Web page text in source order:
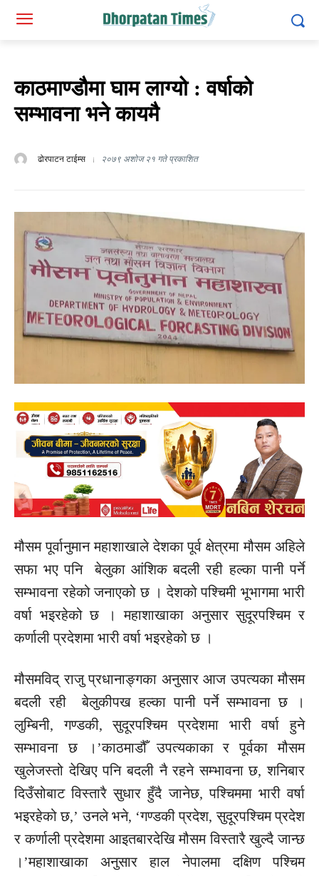
काठमाण्डौमा घाम लाग्यो : वर्षाको
सम्भावना भने कायमै
ढोरपाटन टाईम्स २०७९ अशोज २१ गते प्रकाशित
मौसम पूर्वानुमान महाशाखाले देशका पूर्व क्षेत्रमा मौसम अहिले
सफा भए पनि बेलुका आंशिक बदली रही हल्का पानी पर्ने
सम्भावना रहेको जनाएको छ । देशको पश्चिमी भूभागमा भारी
वर्षा भइरहेको छ । महाशाखाका अनुसार सुदूरपश्चिम र
कर्णाली प्रदेशमा भारी वर्षा भइरहेको छ ।
मौसमविद् राजु प्रधानाङ्गका अनुसार आज उपत्यका मौसम
बदली रही बेलुकीपख हल्का पानी पर्ने सम्भावना छ ।
लुम्बिनी, गण्डकी, सुदूरपश्चिम प्रदेशमा भारी वर्षा हुने
सम्भावना छ ।’काठमाडौँ उपत्यकाका र पूर्वका मौसम
खुलेजस्तो देखिए पनि बदली नै रहने सम्भावना छ, शनिबार
दिउँसोबाट विस्तारै सुधार हुँदै जानेछ, पश्चिममा भारी वर्षा
भइरहेको छ,’ उनले भने, ‘गण्डकी प्रदेश, सुदूरपश्चिम प्रदेश
र कर्णाली प्रदेशमा आइतबारदेखि मौसम विस्तारै खुल्दै जान्छ
।’महाशाखाका अनुसार हाल नेपालमा दक्षिण पश्चिम